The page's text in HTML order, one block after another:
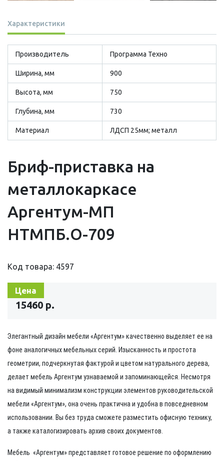
Характеристики
Производитель Программа Техно
Ширина, мм 900
Высота, мм 750
Глубина, мм 730
Материал ЛДСП 25мм; металл
Бриф-приставка на
металлокаркасе
Аргентум-МП
НТМПБ.О-709
Код товара: 4597
Цена
15460 р.
Элегантный дизайн мебели «Аргентум»качественно выделяет ее на
фоне аналогичных мебельных серий. Изысканность и простота
геометрии, подчеркнутая фактурой и цветом натурального дерева,
делает мебель Аргентум узнаваемой и запоминающейся. Несмотря
на видимый минимализм конструкции элементов руководительской
мебели «Аргентум», она очень практична и удобна в повседневном
использовании. Вы без труда сможете разместить офисную технику,
а также каталогизировать архив своих документов.
Мебель «Аргентум» представляет готовое решение по оформлению